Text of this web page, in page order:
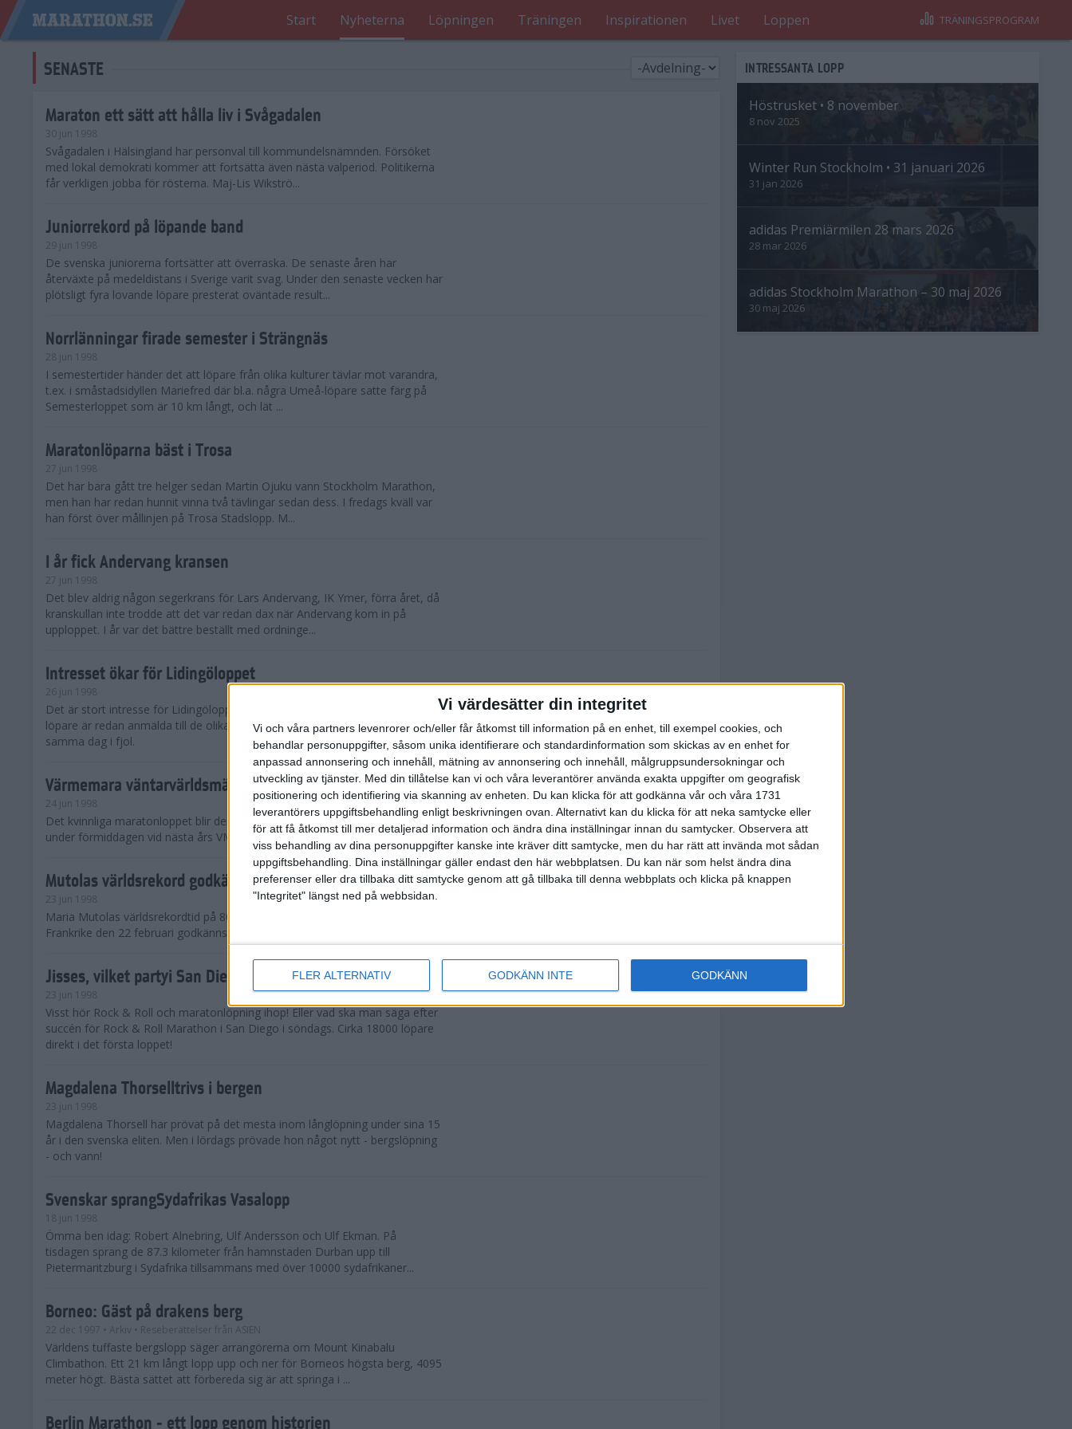
Vi värdesätter din integritet
Vi och våra partners levenrorer och/eller får åtkomst till information på en enhet, till exempel cookies, och
behandlar personuppgifter, såsom unika identifierare och standardinformation som skickas av en enhet for
anpassad annonsering och innehåll, mätning av annonsering och innehåll, målgruppsundersokningar och
utveckling av tjänster. Med din tillåtelse kan vi och våra leverantörer använda exakta uppgifter om geografisk
positionering och identifiering via skanning av enheten. Du kan klicka för att godkänna vår och våra 1731
leverantörers uppgiftsbehandling enligt beskrivningen ovan. Alternativt kan du klicka för att neka samtycke eller
för att få åtkomst till mer detaljerad information och ändra dina inställningar innan du samtycker. Observera att
viss behandling av dina personuppgifter kanske inte kräver ditt samtycke, men du har rätt att invända mot sådan
uppgiftsbehandling. Dina inställningar gäller endast den här webbplatsen. Du kan när som helst ändra dina
preferenser eller dra tillbaka ditt samtycke genom att gå tillbaka till denna webbplats och klicka på knappen
"Integritet" längst ned på webbsidan.
FLER ALTERNATIV GODKÄNN INTE GODKÄNN
Start Nyheterna Löpningen Träningen Inspirationen Livet Loppen TRÄNINGSPROGRAM
SENASTE
Maraton ett sätt att hålla liv i Svågadalen
30 jun 1998
Svågadalen i Hälsingland har personval till kommundelsnämnden. Försöket
med lokal demokrati kommer att fortsätta även nästa valperiod. Politikerna
får verkligen jobba för rösterna. Maj-Lis Wikströ...
Juniorrekord på löpande band
29 jun 1998
De svenska juniorerna fortsätter att överraska. De senaste åren har
återväxte på medeldistans i Sverige varit svag. Under den senaste vecken har
plötsligt fyra lovande löpare presterat oväntade result...
Norrlänningar firade semester i Strängnäs
28 jun 1998
I semestertider händer det att löpare från olika kulturer tävlar mot varandra,
t.ex. i småstadsidyllen Mariefred där bl.a. några Umeå-löpare satte färg på
Semesterloppet som är 10 km långt, och lät ...
Maratonlöparna bäst i Trosa
27 jun 1998
Det har bara gått tre helger sedan Martin Ojuku vann Stockholm Marathon,
men han har redan hunnit vinna två tävlingar sedan dess. I fredags kväll var
han först över mållinjen på Trosa Stadslopp. M...
I år fick Andervang kransen
27 jun 1998
Det blev aldrig någon segerkrans för Lars Andervang, IK Ymer, förra året, då
kranskullan inte trodde att det var redan dax när Andervang kom in på
upploppet. I år var det bättre beställt med ordninge...
Intresset ökar för Lidingöloppet
26 jun 1998
Det är stort intresse för Lidingöloppet som avgörs den 3-4 oktober. 10 500
löpare är redan anmälda till de olika klassena. Det är hela 2 500 fler än
samma dag i fjol.
Värmemara väntarvärldsmästaraspiranter
24 jun 1998
Det kvinnliga maratonloppet blir den enda gren som kommer att avgöras
under förmiddagen vid nästa års VM i friidrott.
Mutolas världsrekord godkänns ej
23 jun 1998
Maria Mutolas världsrekordtid på 800 meter från inomhusgalan i Lievin i
Frankrike den 22 februari godkänns ej.
Jisses, vilket partyi San Diego!
23 jun 1998
Visst hör Rock & Roll och maratonlöpning ihop! Eller vad ska man säga efter
succén för Rock & Roll Marathon i San Diego i söndags. Cirka 18000 löpare
direkt i det första loppet!
Magdalena Thorselltrivs i bergen
23 jun 1998
Magdalena Thorsell har prövat på det mesta inom långlöpning under sina 15
år i den svenska eliten. Men i lördags prövade hon något nytt - bergslöpning
- och vann!
Svenskar sprangSydafrikas Vasalopp
18 jun 1998
Ömma ben idag: Robert Alnebring, Ulf Andersson och Ulf Ekman. På
tisdagen sprang de 87.3 kilometer från hamnstaden Durban upp till
Pietermaritzburg i Sydafrika tillsammans med över 10000 sydafrikaner...
Borneo: Gäst på drakens berg
22 dec 1997 • Arkiv • Reseberättelser från ASIEN
Världens tuffaste bergslopp säger arrangörerna om Mount Kinabalu
Climbathon. Ett 21 km långt lopp upp och ner för Borneos högsta berg, 4095
meter högt. Bästa sättet att förbereda sig är att springa i ...
Berlin Marathon - ett lopp genom historien
INTRESSANTA LOPP
Höstrusket • 8 november
8 nov 2025
Winter Run Stockholm • 31 januari 2026
31 jan 2026
adidas Premiärmilen 28 mars 2026
28 mar 2026
adidas Stockholm Marathon – 30 maj 2026
30 maj 2026